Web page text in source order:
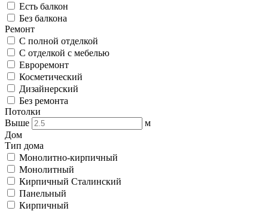
Есть балкон
Без балкона
Ремонт
С полной отделкой
С отделкой с мебелью
Евроремонт
Косметический
Дизайнерский
Без ремонта
Потолки
Выше
м
Дом
Тип дома
Монолитно-кирпичный
Монолитный
Кирпичный Сталинский
Панельный
Кирпичный